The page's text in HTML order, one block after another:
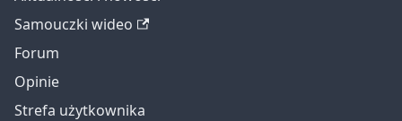
Samouczki wideo
Forum
Opinie
Strefa użytkownika